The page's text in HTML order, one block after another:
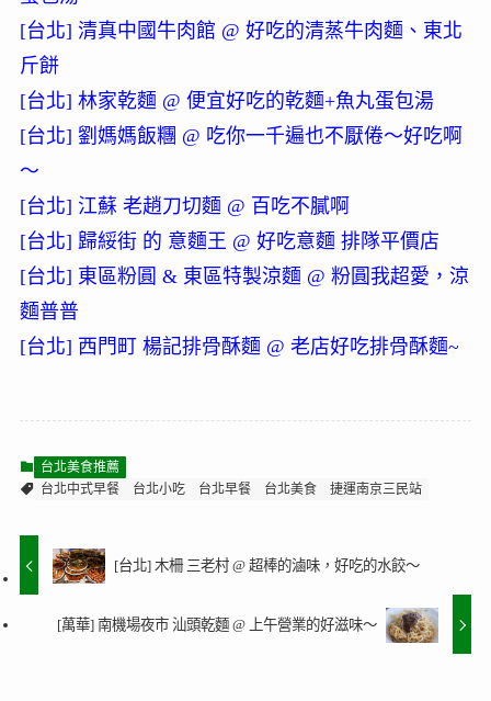
[台北] 清真中國牛肉館 @ 好吃的清蒸牛肉麵、東北
斤餅
[台北] 林家乾麵 @ 便宜好吃的乾麵+魚丸蛋包湯
[台北] 劉媽媽飯糰 @ 吃你一千遍也不厭倦～好吃啊
～
[台北] 江蘇 老趙刀切麵 @ 百吃不膩啊
[台北] 歸綏街 的 意麵王 @ 好吃意麵 排隊平價店
[台北] 東區粉圓 & 東區特製涼麵 @ 粉圓我超愛，涼
麵普普
[台北] 西門町 楊記排骨酥麵 @ 老店好吃排骨酥麵~
台北美食推薦
台北中式早餐
台北小吃 台北早餐 台北美食 捷運南京三民站
[台北] 木柵 三老村 @ 超棒的滷味，好吃的水餃～
[萬華] 南機場夜市 汕頭乾麵 @ 上午營業的好滋味～